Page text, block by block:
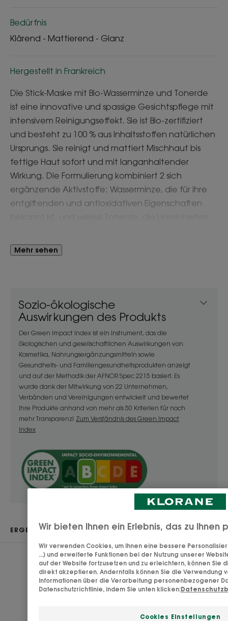
Bedürfnis
Klärend - Mattierend - Glanz
Hergestellt in Frankreich
Die Stick-Maske mit Bio-Wasserminze und Tonerde
ist eine innovative und spassige Gesichtspflege mit
intensivem Reinigungseffekt. Sie ist Bio-zertifiziert
und besteht zu 100 % aus Inhaltsstoffen natürlichen
Ursprungs. Sie reinigt und mattiert Mischhaut bis
fettige Haut sofort und mit langanhaltender
Wirkung. Die Formulierung kombiniert 2 sich
ergänzende Aktivstoffe: Wasserminze, die für ihre
entgiftenden und antioxidativen Eigenschaften
Gesicht und/oder auf bestimmte Bereiche, wie z. B.
die T-Zone, aufgetragen. Nach 5 bis 20 Minuten, je
Hautbild verfeinert und der Teint strahlender.
Vorteil
Der Stick besteht zu 100 % aus recyceltem und
wiederverwendbarem Kunststoff.
Nutzen
- Reinigt: reinigt die Haut intensiv und beseitigt die
Schmutzpartikel.
wird langanhaltend strahlender.
- Präzise und unterhaltsam: das Stick-Format und
die farbenfrohe Textur erleichtern das Auftragen
und die gezielte Behandlung der gewünschten
Mehr sehen
Sozio-ökologische
Auswirkungen des Produkts
Der Green Impact Index ist ein Instrument, das die
ökologischen und gesellschaftlichen Auswirkungen von
Kosmetika, Nahrungsergänzungsmitteln sowie
Gesundheits- und Familiengesundheitsprodukten anzeigt
und auf der Methodik der AFNOR Spec 2215 basiert. Es
wurde dank der Mitwirkung von 22 Unternehmen,
Verbänden und Vereinigungen entwickelt und bewertet
Ihre Produkte anhand von mehr als 50 Kriterien für noch
mehr Transparenz! Zum Verständnis des Green Impact
Index
ERGEBNISSE
Ergebnisse
Für eine tiefengereinigte Haut!
Wir bieten Ihnen ein Erlebnis, das zu Ihnen
Wir verwenden Cookies, um Ihnen eine bessere
...) und erweiterte Funktionen bei der Nutzung unserer
auf der Website fortzusetzen und zu erleichtern, können Sie
direkt akzeptieren. Andernfalls können Sie die Verwendung
Informationen über die Verarbeitung personenbezogener
Datenschutzrichtlinie, indem Sie unten klicken:
Cookies Einstellungen